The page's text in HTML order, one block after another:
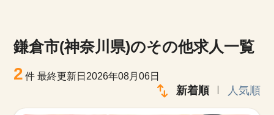
見学会・イベント情報
鎌倉市(神奈川県)のその他求人一覧
2 件最終更新日2026年08月06日
新着順 人気順
甲信越・北陸 中国・四国